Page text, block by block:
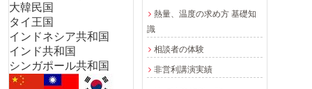
熱量、温度の求め方 基礎知
識
相談者の体験
非営利講演実績
大韓民国
タイ王国
インドネシア共和国
インド共和国
シンガポール共和国